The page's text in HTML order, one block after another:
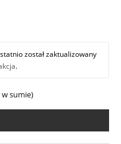
został zaktualizowany
.
w sumie)